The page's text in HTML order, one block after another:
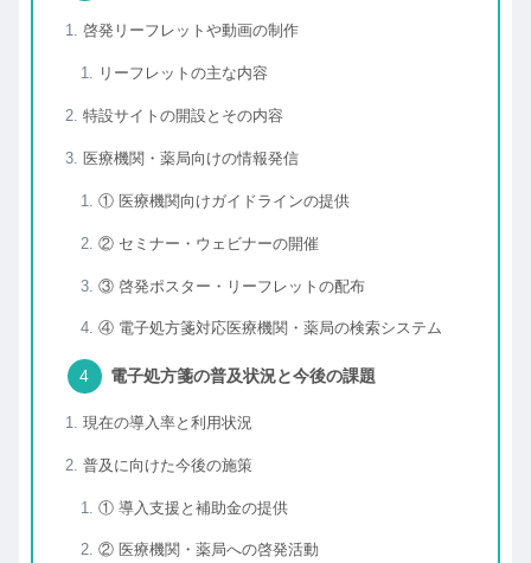
啓発リーフレットや動画の制作
リーフレットの主な内容
特設サイトの開設とその内容
医療機関・薬局向けの情報発信
① 医療機関向けガイドラインの提供
② セミナー・ウェビナーの開催
③ 啓発ポスター・リーフレットの配布
④ 電子処方箋対応医療機関・薬局の検索システム
電子処方箋の普及状況と今後の課題
現在の導入率と利用状況
普及に向けた今後の施策
① 導入支援と補助金の提供
② 医療機関・薬局への啓発活動